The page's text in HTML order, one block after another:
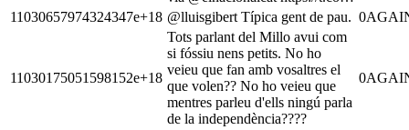
11030657974324347e+18 @lluisgibert Típica gent de pau. 0
11030175051598152e+18
Tots parlant del Millo avui com
si fóssiu nens petits. No ho
veieu que fan amb vosaltres el
que volen?? No ho veieu que
mentres parleu d'ells ningú parla
de la independència????
0